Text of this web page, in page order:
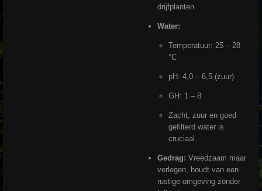
drijfplanten.
Water:
Temperatuur: 25 – 28
°C
pH: 4,0 – 6,5 (zuur)
GH: 1 – 8
Zacht, zuur en goed
gefilterd water is
cruciaal.
Gedrag: Vreedzaam maar
verlegen, houdt van een
rustige omgeving zonder